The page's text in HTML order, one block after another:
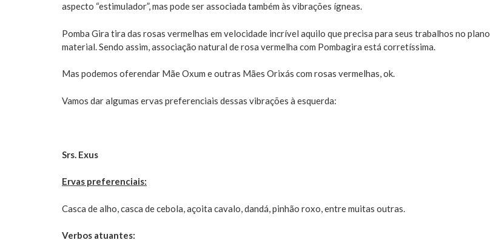
aspecto “estimulador”, mas pode ser associada também às vibrações ígneas.
Pomba Gira tira das rosas vermelhas em velocidade incrível aquilo que precisa para seus trabalhos no plano
material. Sendo assim, associação natural de rosa vermelha com Pombagira está corretíssima.
Mas podemos oferendar Mãe Oxum e outras Mães Orixás com rosas vermelhas, ok.
Vamos dar algumas ervas preferenciais dessas vibrações à esquerda:
Srs. Exus
Ervas preferenciais:
Casca de alho, casca de cebola, açoita cavalo, dandá, pinhão roxo, entre muitas outras.
Verbos atuantes: